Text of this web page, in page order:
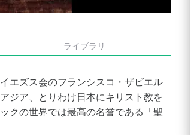
ライブラリ
エズス会のフランシスコ・ザビエル
ジア、とりわけ日本にキリスト教を
クの世界では最高の名誉である「聖